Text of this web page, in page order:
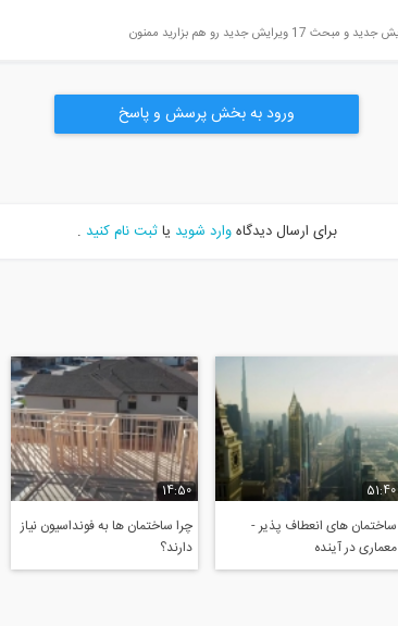
ورود به بخش پرسش و پاسخ
برای ارسال دیدگاهوارد شوید یاثبت نام کنید .
51:40
ساختمان های انعطاف پذیر -
معماری در آینده
14:50
چرا ساختمان ها به فونداسیون نیاز
دارند؟